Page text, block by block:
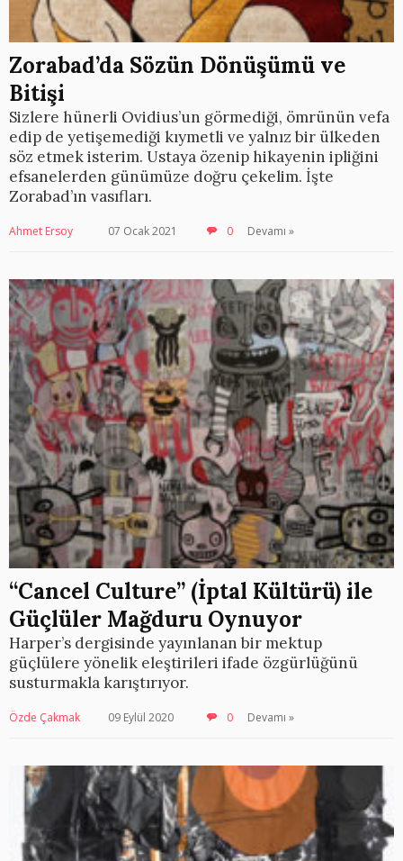
Zorabad’da Sözün Dönüşümü ve
Bitişi
Sizlere hünerli Ovidius’un görmediği, ömrünün vefa
edip de yetişemediği kıymetli ve yalnız bir ülkeden
söz etmek isterim. Ustaya özenip hikayenin ipliğini
efsanelerden günümüze doğru çekelim. İşte
Zorabad’ın vasıfları.
Ahmet Ersoy 07 Ocak 2021 0 Devamı »
“Cancel Culture” (İptal Kültürü) ile
Güçlüler Mağduru Oynuyor
Harper’s dergisinde yayınlanan bir mektup
güçlülere yönelik eleştirileri ifade özgürlüğünü
susturmakla karıştırıyor.
Özde Çakmak 09 Eylül 2020 0 Devamı »